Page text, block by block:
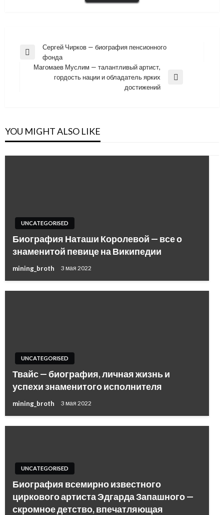
Навигация
записям
Previous
Сергей Чирков — биография пенсионного
фонда
Магомаев Муслим — талантливый артист,
гордость нации и обладатель ярких
достижений
YOU MIGHT ALSO LIKE
UNCATEGORISED
Биография Наташи Королевой — все о
знаменитой певице на Википедии
mining_broth 3 мая 2022
UNCATEGORISED
Твайс — биография, личная жизнь и
успехи знаменитого исполнителя
mining_broth 3 мая 2022
UNCATEGORISED
Биография всемирно известного
циркового артиста Эдгарда Запашного —
скромное детство, впечатляющая